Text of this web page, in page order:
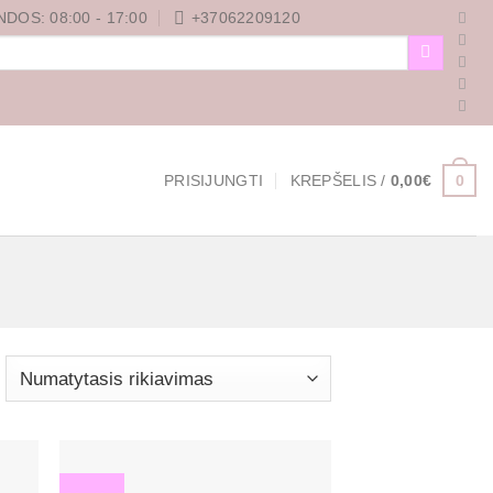
08:00 - 17:00 +37062209120
PRISIJUNGTI KREPŠELIS / 0,00€ 0